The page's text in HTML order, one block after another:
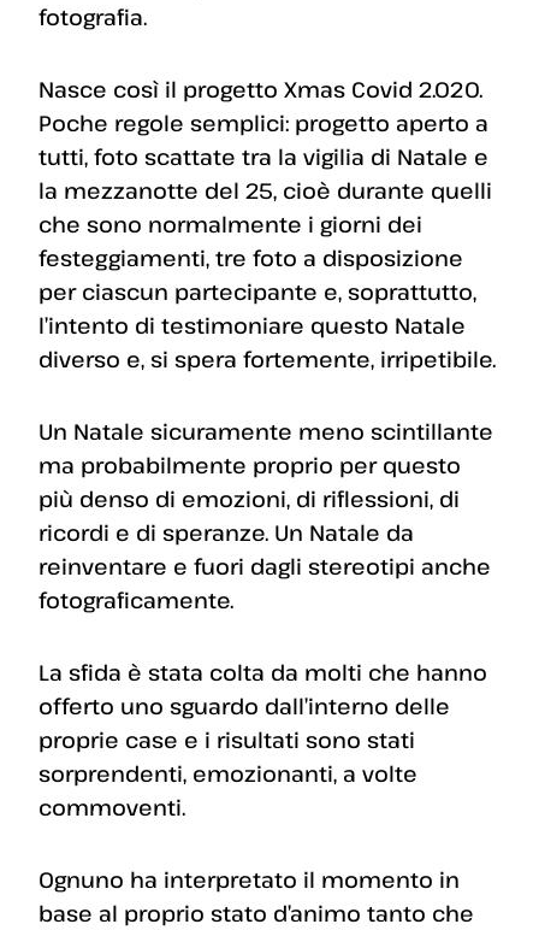
fotografia.
Nasce così il progetto Xmas Covid 2.020.
Poche regole semplici: progetto aperto a
tutti, foto scattate tra la vigilia di Natale e
la mezzanotte del 25, cioè durante quelli
che sono normalmente i giorni dei
festeggiamenti, tre foto a disposizione
per ciascun partecipante e, soprattutto,
l’intento di testimoniare questo Natale
diverso e, si spera fortemente, irripetibile.
Un Natale sicuramente meno scintillante
ma probabilmente proprio per questo
più denso di emozioni, di riflessioni, di
ricordi e di speranze. Un Natale da
reinventare e fuori dagli stereotipi anche
fotograficamente.
La sfida è stata colta da molti che hanno
offerto uno sguardo dall’interno delle
proprie case e i risultati sono stati
sorprendenti, emozionanti, a volte
commoventi.
Ognuno ha interpretato il momento in
base al proprio stato d’animo tanto che